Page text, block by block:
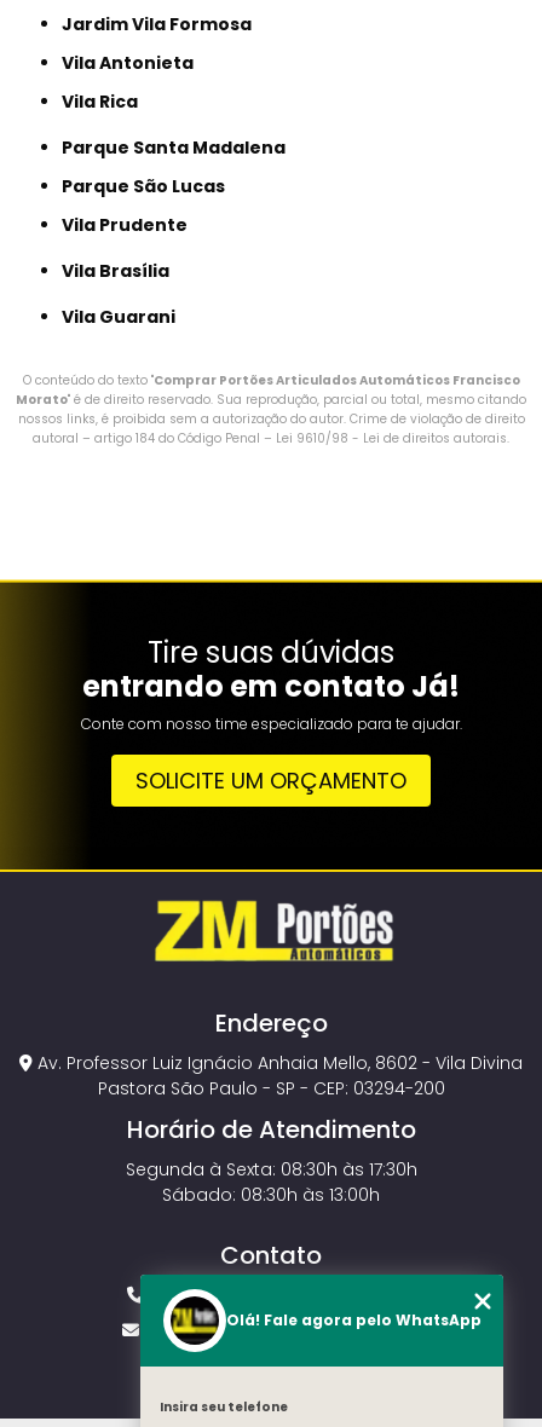
Jardim Vila Formosa
Vila Antonieta
Vila Rica
Parque Santa Madalena
Parque São Lucas
Vila Prudente
Vila Brasília
Vila Guarani
O conteúdo do texto "Comprar Portões Articulados Automáticos Francisco
Morato" é de direito reservado. Sua reprodução, parcial ou total, mesmo citando
nossos links, é proibida sem a autorização do autor. Crime de violação de direito
autoral – artigo 184 do Código Penal – Lei 9610/98 - Lei de direitos autorais.
Tire suas dúvidas
entrando em contato Já!
Conte com nosso time especializado para te ajudar.
SOLICITE UM ORÇAMENTO
Endereço
Av. Professor Luiz Ignácio Anhaia Mello, 8602 - Vila Divina
Pastora São Paulo - SP - CEP: 03294-200
Horário de Atendimento
Segunda à Sexta: 08:30h às 17:30h
Sábado: 08:30h às 13:00h
Contato
(11) 2143-4826
vendas.zmportoes@gmail.com
Olá! Fale agora pelo WhatsApp
Insira seu telefone